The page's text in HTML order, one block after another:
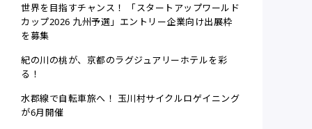
世界を目指すチャンス！ 「スタートアップワールド
カップ2026 九州予選」エントリー企業向け出展枠
を募集
紀の川の桃が、京都のラグジュアリーホテルを彩
る！
水郡線で自転車旅へ！ 玉川村サイクルロゲイニング
が6月開催